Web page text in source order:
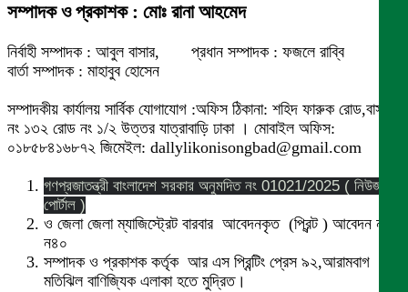
সম্পাদক ও প্রকাশক : মোঃ রানা আহমেদ
নির্বাহী সম্পাদক : আবুল বাসার, প্রধান সম্পাদক : ফজলে রাব্বি
বার্তা সম্পাদক : মাহাবুব হোসেন
সম্পাদকীয় কার্যালয় সার্বিক যোগাযোগ :অফিস ঠিকানা: শহিদ ফারুক রোড,বাসা
নং ১৩২ রোড নং ১/২ উত্তর যাত্রাবাড়ি ঢাকা । মোবাইল অফিস:
০১৮৫৮৪১৬৮৭২ জিমেইল: dallylikonisongbad@gmail.com
গণপ্রজাতন্ত্রী বাংলাদেশ সরকার অনুমদিত নং 01021/2025 ( নিউজ
পোর্টাল )
ও জেলা জেলা ম্যাজিস্ট্রেট বারবার আবেদনকৃত (প্রিন্ট ) আবেদন নং
ন৪০
সম্পাদক ও প্রকাশক কর্তৃক আর এস প্রিন্টিং প্রেস ৯২,আরামবাগ
মতিঝিল বাণিজ্যিক এলাকা হতে মুদ্রিত।